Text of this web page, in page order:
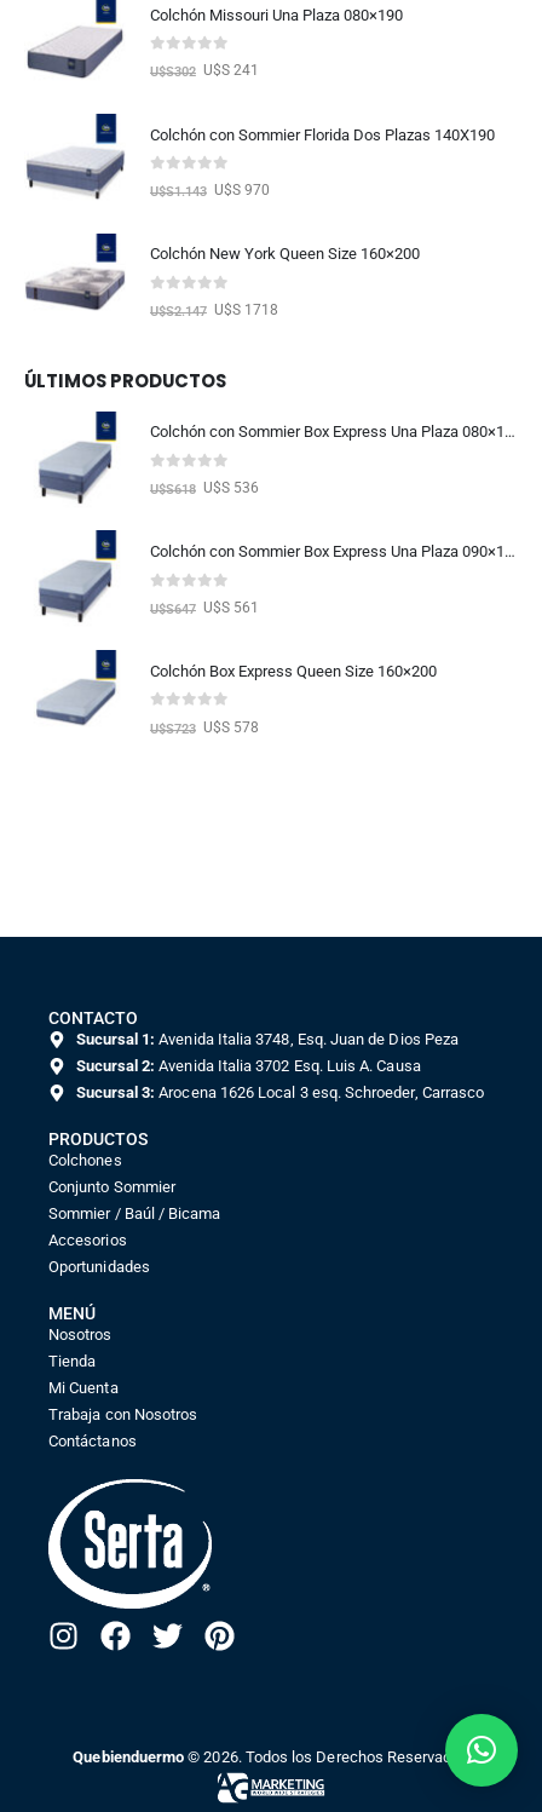
Colchón Missouri Una Plaza 080×190
out of 5
U$S302 U$S 241
Colchón con Sommier Florida Dos Plazas 140X190
out of 5
U$S1.143 U$S 970
Colchón New York Queen Size 160×200
out of 5
U$S2.147 U$S 1718
ÚLTIMOS PRODUCTOS
Colchón con Sommier Box Express Una Plaza 080×190
out of 5
U$S618 U$S 536
Colchón con Sommier Box Express Una Plaza 090×190
out of 5
U$S647 U$S 561
Colchón Box Express Queen Size 160×200
out of 5
U$S723 U$S 578
CONTACTO
Sucursal 1: Avenida Italia 3748, Esq. Juan de Dios Peza
Sucursal 2: Avenida Italia 3702 Esq. Luis A. Causa
Sucursal 3: Arocena 1626 Local 3 esq. Schroeder, Carrasco
PRODUCTOS
Colchones
Conjunto Sommier
Sommier / Baúl / Bicama
Accesorios
Oportunidades
MENÚ
Nosotros
Tienda
Mi Cuenta
Trabaja con Nosotros
Contáctanos
Quebienduermo© 2026. Todos los Derechos Reservados